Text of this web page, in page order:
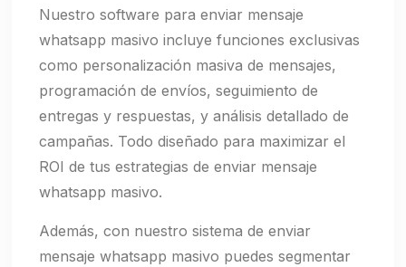
Nuestro software para enviar mensaje
whatsapp masivo incluye funciones exclusivas
como personalización masiva de mensajes,
programación de envíos, seguimiento de
entregas y respuestas, y análisis detallado de
campañas. Todo diseñado para maximizar el
ROI de tus estrategias de enviar mensaje
whatsapp masivo.
Además, con nuestro sistema de enviar
mensaje whatsapp masivo puedes segmentar